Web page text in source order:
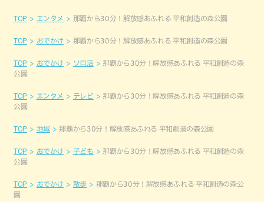
TOP エンタメ 那覇から30分！解放感あふれる 平和創造の森公園
TOP おでかけ 那覇から30分！解放感あふれる 平和創造の森公園
TOP おでかけ ソロ活
那覇から30分！解放感あふれる 平和創造の森
公園
TOP エンタメ テレビ
那覇から30分！解放感あふれる 平和創造の森
公園
TOP 地域 那覇から30分！解放感あふれる 平和創造の森公園
TOP おでかけ 子ども
那覇から30分！解放感あふれる 平和創造の森
公園
TOP おでかけ 散歩
那覇から30分！解放感あふれる 平和創造の森公
園